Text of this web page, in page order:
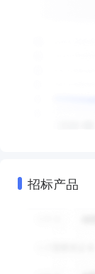
招标产品